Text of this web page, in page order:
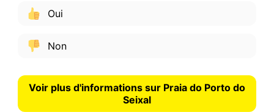
Oui
Non
Voir plus d'informations sur Praia do Porto do
Seixal